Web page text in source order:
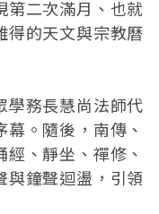
第二次滿月、也就
得的天文與宗教曆
學務長慧尚法師代
。隨後，南傳、
、靜坐、禪修、
與鐘聲迴盪，引領